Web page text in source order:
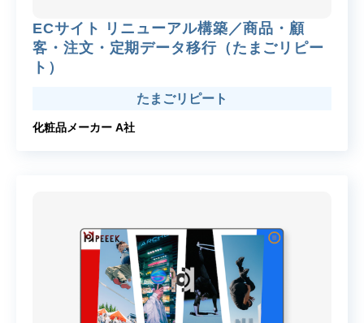
ECサイト リニューアル構築／商品・顧
客・注文・定期データ移行（たまごリピー
ト）
たまごリピート
化粧品メーカー A社